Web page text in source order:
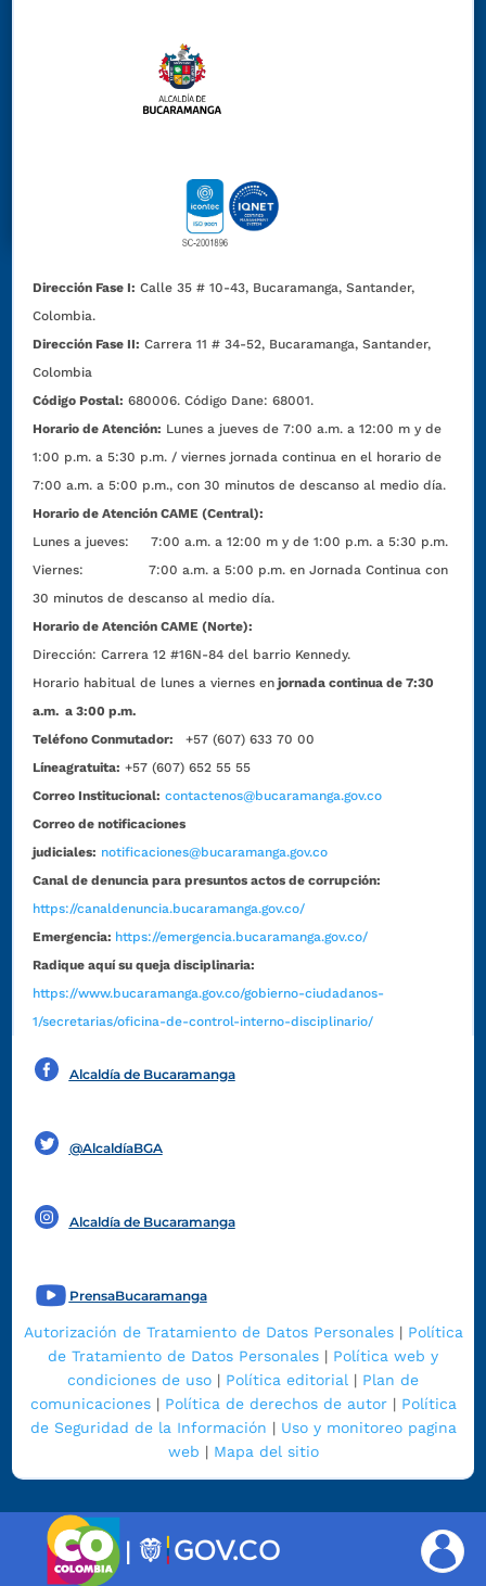
Dirección Fase I: Calle 35 # 10-43, Bucaramanga, Santander,
Colombia.
Dirección Fase II: Carrera 11 # 34-52, Bucaramanga, Santander,
Colombia
Código Postal: 680006. Código Dane: 68001.
Horario de Atención: Lunes a jueves de 7:00 a.m. a 12:00 m y de
1:00 p.m. a 5:30 p.m. / viernes jornada continua en el horario de
7:00 a.m. a 5:00 p.m., con 30 minutos de descanso al medio día.
Horario de Atención CAME (Central):
Lunes a jueves: 7:00 a.m. a 12:00 m y de 1:00 p.m. a 5:30 p.m.
Viernes: 7:00 a.m. a 5:00 p.m. en Jornada Continua con
30 minutos de descanso al medio día.
Horario de Atención CAME (Norte):
Dirección:Carrera 12 #16N-84 del barrio Kennedy.
Horario habitual de lunes a viernes en jornada continua de 7:30
a.m. a 3:00 p.m.
Teléfono Conmutador:
+57 (607) 633 70 00
Líneagratuita: +57 (607) 652 55 55
Correo Institucional: contactenos@bucaramanga.gov.co
Correo de notificaciones
judiciales: notificaciones@bucaramanga.gov.co
Canal de denuncia para presuntos actos de corrupción:
https://canaldenuncia.bucaramanga.gov.co/
Emergencia: https://emergencia.bucaramanga.gov.co/
Radique aquí su queja disciplinaria:
https://www.bucaramanga.gov.co/gobierno-ciudadanos-
1/secretarias/oficina-de-control-interno-disciplinario/
Alcaldía de Bucaramanga
@AlcaldíaBGA
Alcaldía de Bucaramanga
PrensaBucaramanga
Autorización de Tratamiento de Datos Personales| Política
de Tratamiento de Datos Personales | Política web y
condiciones de uso | Política editorial | Plan de
comunicaciones| Política de derechos de autor| Política
de Seguridad de la Información | Uso y monitoreo pagina
web | Mapa del sitio
|